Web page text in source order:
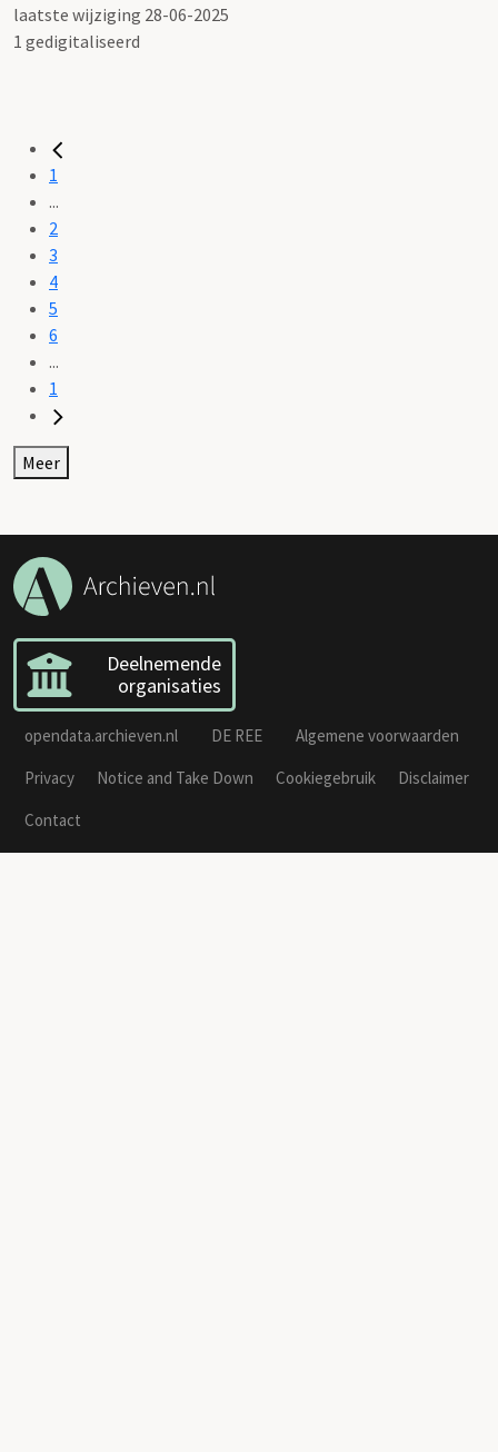
laatste wijziging 28-06-2025
1 gedigitaliseerd
1
...
2
3
4
5
6
...
1
Meer
Deelnemende
organisaties
opendata.archieven.nl DE REE
Algemene voorwaarden
Privacy
Notice and Take Down Cookiegebruik
Disclaimer
Contact